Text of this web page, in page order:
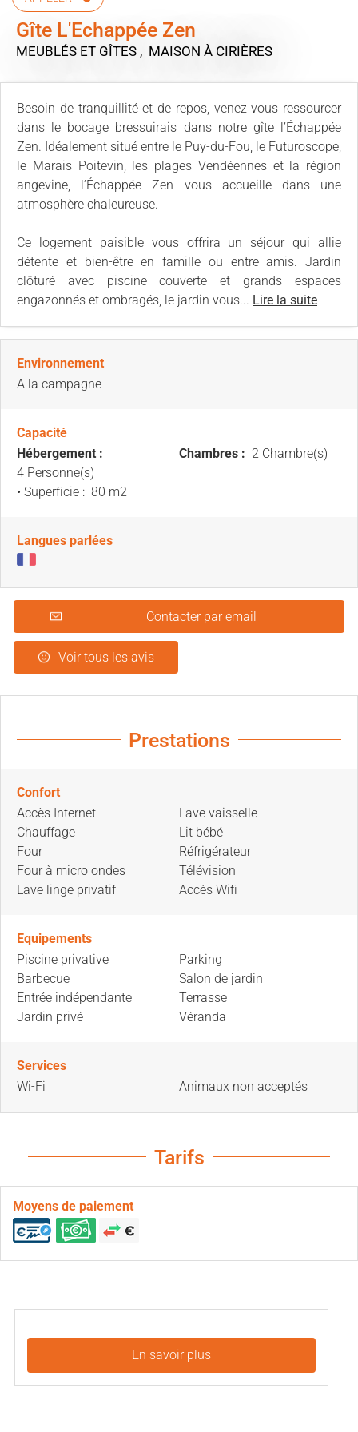
Gîte L'Echappée Zen
MEUBLÉS ET GÎTES , MAISON À CIRIÈRES
Besoin de tranquillité et de repos, venez vous ressourcer
dans le bocage bressuirais dans notre gîte l’Échappée
Zen. Idéalement situé entre le Puy-du-Fou, le Futuroscope,
le Marais Poitevin, les plages Vendéennes et la région
angevine, l’Échappée Zen vous accueille dans une
atmosphère chaleureuse.
Ce logement paisible vous offrira un séjour qui allie
détente et bien-être en famille ou entre amis. Jardin
clôturé avec piscine couverte et grands espaces
engazonnés et ombragés, le jardin vous... Lire la suite
Environnement
A la campagne
Capacité
Hébergement :
4 Personne(s)
• Superficie : 80 m2
Chambres : 2 Chambre(s)
Langues parlées
Contacter par email
Voir tous les avis
Prestations
Confort
Accès Internet
Chauffage
Four
Four à micro ondes
Lave linge privatif
Lave vaisselle
Lit bébé
Réfrigérateur
Télévision
Accès Wifi
Equipements
Piscine privative
Barbecue
Entrée indépendante
Jardin privé
Parking
Salon de jardin
Terrasse
Véranda
Services
Wi-Fi
Animaux non acceptés
Tarifs
Moyens de paiement
En savoir plus